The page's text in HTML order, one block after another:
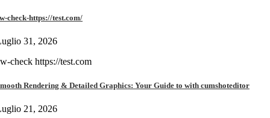
check-https://test.com/
31, 2026
check https://test.com
Rendering & Detailed Graphics: Your Guide to with cumshoteditor
21, 2026